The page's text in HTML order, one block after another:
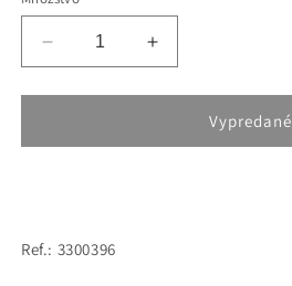
množstvo
pre
Paired
Zvýšiť
množstvo
pre
Buffalo
Paired
Vypredané
Ref.: 3300396